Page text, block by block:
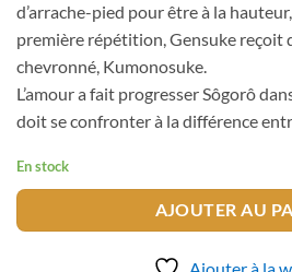
d’arrache-pied pour être à la
première répétition, Gensuke reçoit
chevronné, Kumonosuke.
L’amour a fait progresser Sôgorô
doit se confronter à la différence
En stock
AJOUTER AU
Ajouter à la